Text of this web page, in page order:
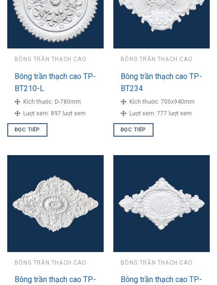
BÔNG TRẦN THẠCH CAO
Bông trần thạch cao TP-
BT210-L
Kích thước: D-780mm
Lượt xem: 897 lượt xem
ĐỌC TIẾP
BÔNG TRẦN THẠCH CAO
Bông trần thạch cao TP-
BT234
Kích thước: 700x940mm
Lượt xem: 777 lượt xem
ĐỌC TIẾP
BÔNG TRẦN THẠCH CAO
Bông trần thạch cao TP-
BÔNG TRẦN THẠCH CAO
Bông trần thạch cao TP-